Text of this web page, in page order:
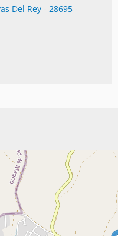
Del Rey - 28695 -